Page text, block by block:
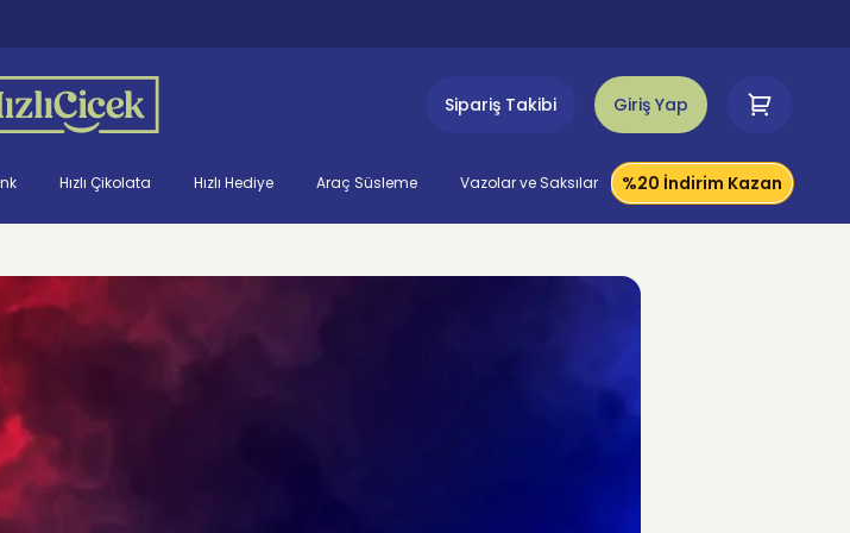
Sipariş Takibi Giriş Yap
Hızlı Çikolata Hızlı Hediye Araç Süsleme Vazolar ve Saksılar %20 İndirim Kazan